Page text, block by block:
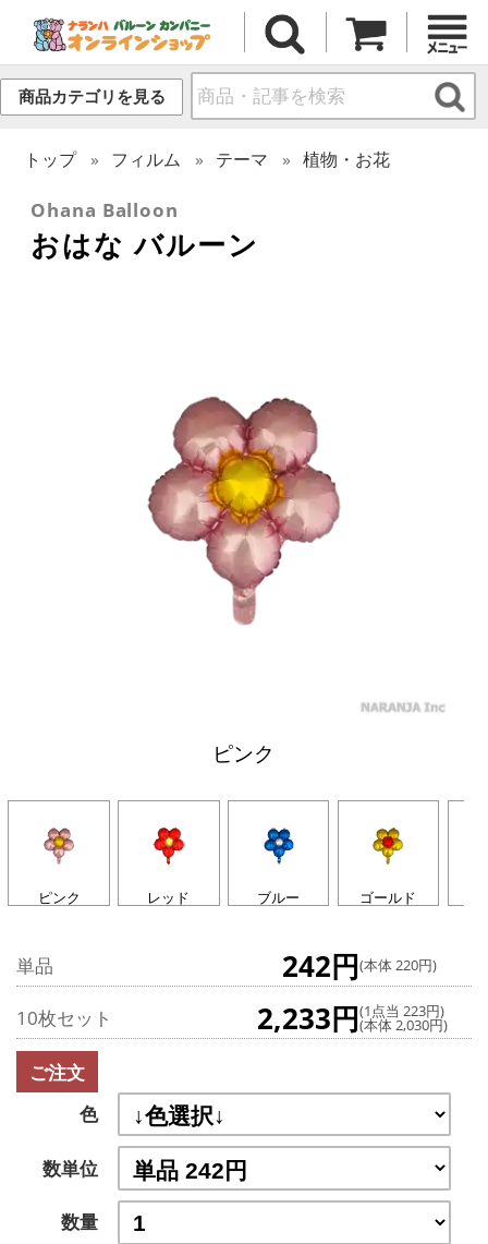
商品カテゴリを見る
トップ フィルム テーマ 植物・お花
Ohana Balloon
おはな バルーン
ピンク
ピンク レッド ブルー ゴールド
単品 242円(本体 220円)
10枚セット 2,233円(1点当 223円)
(本体 2,030円)
ご注文
色
数単位
数量